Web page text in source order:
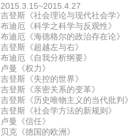
2015.3.15~2015.4.27
吉登斯《社会理论与现代社会学》
布迪厄《科学之科学与反观性》
布迪厄《海德格尔的政治存在论》
吉登斯《超越左与右》
布迪厄《自我分析纲要》
卢曼《权力》
吉登斯《失控的世界》
吉登斯《亲密关系的变革》
吉登斯《历史唯物主义的当代批判
吉登斯《社会学方法的新规则》
卢曼《信任》
贝克《德国的欧洲》